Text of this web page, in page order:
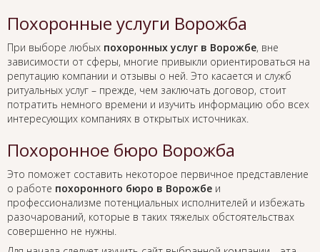
Похоронные услуги Ворожба
При выборе любых похоронных услуг в Ворожбе, вне
зависимости от сферы, многие привыкли ориентироваться на
репутацию компании и отзывы о ней. Это касается и служб
ритуальных услуг – прежде, чем заключать договор, стоит
потратить немного времени и изучить информацию обо всех
интересующих компаниях в открытых источниках.
Похоронное бюро Ворожба
Это поможет составить некоторое первичное представление
о работе похоронного бюро в Ворожбе и
профессионализме потенциальных исполнителей и избежать
разочарований, которые в таких тяжелых обстоятельствах
совершенно не нужны.